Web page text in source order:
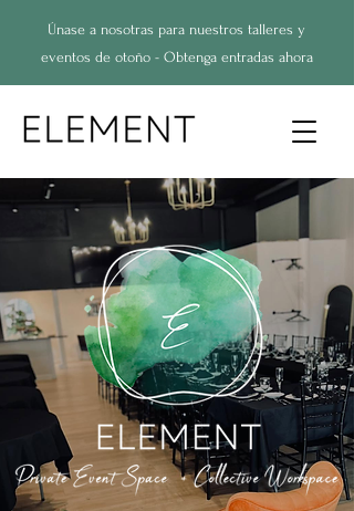
Únase a nosotras para nuestros talleres y
eventos de otoño - Obtenga entradas ahora